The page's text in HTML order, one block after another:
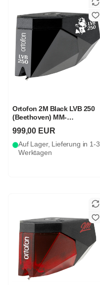
Ortofon 2M Black LVB 250
(Beethoven) MM-
999,00 EUR
Auf Lager, Lieferung in 1-3
Werktagen